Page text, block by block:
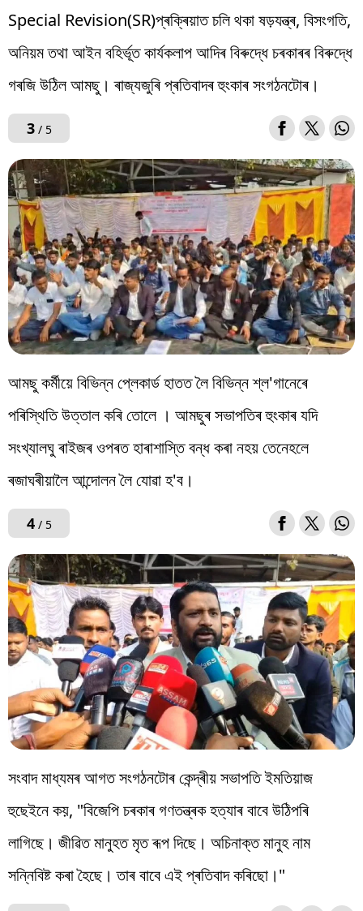
Special Revision(SR)প্ৰক্ৰিয়াত চলি থকা ষড়যন্ত্ৰ, বিসংগতি,
অনিয়ম তথা আইন বহিৰ্ভূত কাৰ্যকলাপ আদিৰ বিৰুদ্ধে চৰকাৰৰ বিৰুদ্ধে
গৰজি উঠিল আমছু। ৰাজ্যজুৰি প্ৰতিবাদৰ হুংকাৰ সংগঠনটোৰ।
3/ 5
আমছু কৰ্মীয়ে বিভিন্ন প্লেকাৰ্ড হাতত লৈ বিভিন্ন শ্ল'গানেৰে
পৰিস্থিতি উত্তাল কৰি তোলে । আমছুৰ সভাপতিৰ হুংকাৰ যদি
সংখ্যালঘু ৰাইজৰ ওপৰত হাৰাশাস্তি বন্ধ কৰা নহয় তেনেহলে
ৰজাঘৰীয়ালৈ আন্দোলন লৈ যোৱা হ'ব।
4/ 5
সংবাদ মাধ্যমৰ আগত সংগঠনটোৰ কেন্দ্ৰীয় সভাপতি ইমতিয়াজ
হুছেইনে কয়, "বিজেপি চৰকাৰ গণতন্ত্ৰক হত্যাৰ বাবে উঠিপৰি
লাগিছে। জীৱিত মানুহত মৃত ৰূপ দিছে। অচিনাক্ত মানুহ নাম
সন্নিবিষ্ট কৰা হৈছে। তাৰ বাবে এই প্ৰতিবাদ কৰিছো।"